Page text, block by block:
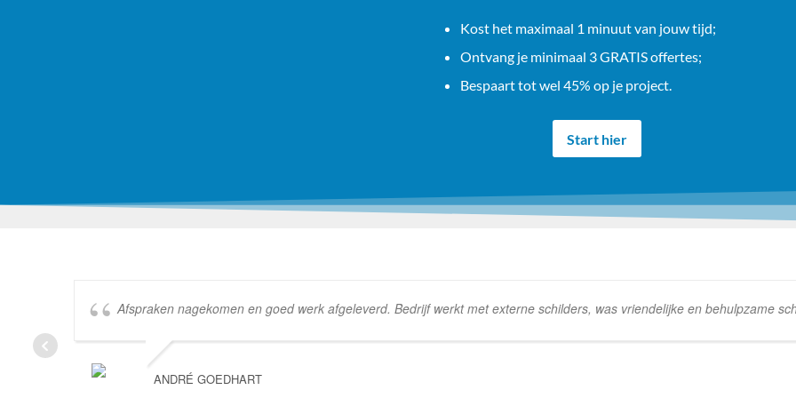
Kost het maximaal 1 minuut van jouw tijd;
Ontvang je minimaal 3 GRATIS offertes;
Bespaart tot wel 45% op je project.
Start hier
Afspraken nagekomen en goed werk afgeleverd. Bedrijf werkt met externe schilders, was vriendelijke en behulpzame
ANDRÉ GOEDHART